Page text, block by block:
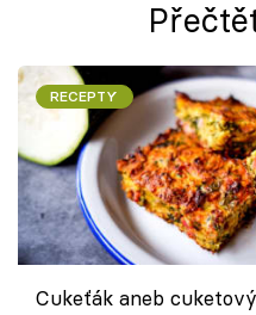
RECEPTY
Cukeťák aneb